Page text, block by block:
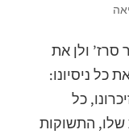
סרז’ ולן את
כל ניסיונו:
כל
התשוקות